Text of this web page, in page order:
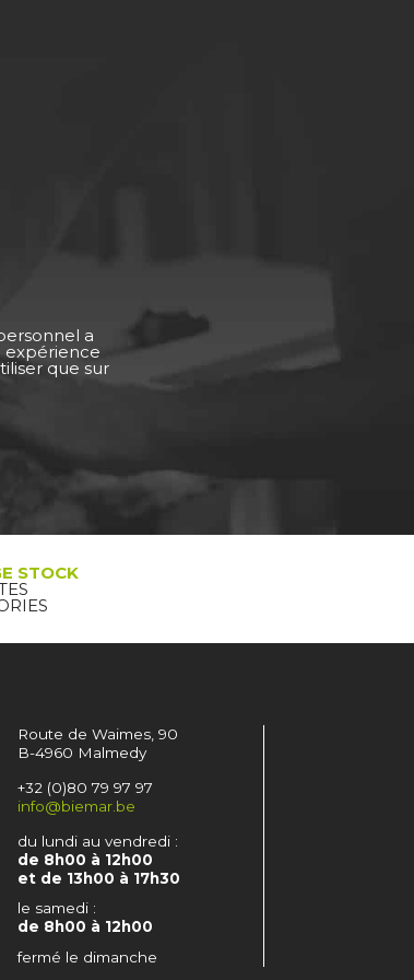
a
expérience
que sur
STOCK
Route de Waimes, 90
B-4960 Malmedy
+32 (0)80 79 97 97
info@biemar.be
du lundi au vendredi :
de 8h00 à 12h00
et de 13h00 à 17h30
le samedi :
de 8h00 à 12h00
fermé le dimanche